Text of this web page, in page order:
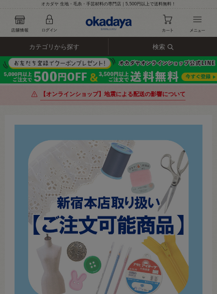
オカダヤ 生地・毛糸・手芸材料の専門店｜5,500円以上で送料無料！
カテゴリから探す 検索
【オンラインショップ】地震による配送の影響について